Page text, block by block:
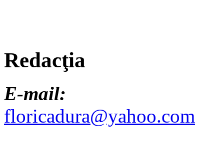
Redacţia
E-mail:
floricadura@yahoo.com